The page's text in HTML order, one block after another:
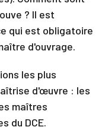
? Il est
qui est obligatoire
d'ouvrage.
les plus
d'œuvre : les
maîtres
du DCE.